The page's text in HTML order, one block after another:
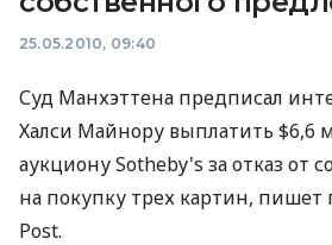
25.05.2010, 09:40
Суд Манхэттена предписал
Халси Майнору выплатить $6,6
аукциону Sotheby's за отказ от
на покупку трех картин, пишет
Post.